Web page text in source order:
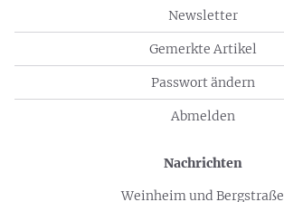
Newsletter
Gemerkte Artikel
Passwort ändern
Abmelden
Nachrichten
Weinheim und Bergstraße